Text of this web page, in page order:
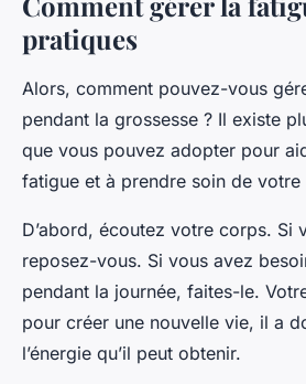
pratiques
Alors, comment pouvez-vous
pendant la grossesse ? Il existe
que vous pouvez adopter pour
fatigue et à prendre soin de votre
D’abord, écoutez votre corps. Si
reposez-vous. Si vous avez
pendant la journée, faites-le.
pour créer une nouvelle vie, il a
l’énergie qu’il peut obtenir.